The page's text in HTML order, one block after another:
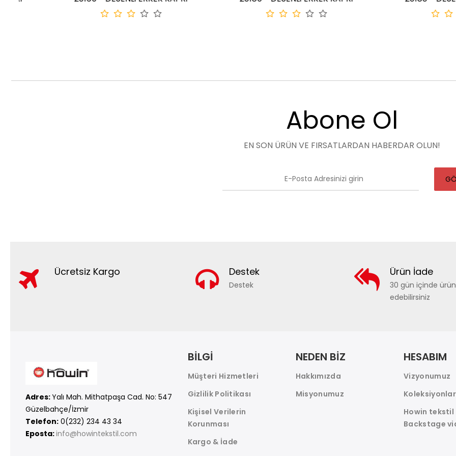
Abone Ol
EN SON ÜRÜN VE FIRSATLARDAN HABERDAR OLUN!
Ücretsiz Kargo Destek
Destek
Ürün İade
30 gün içinde
edebilirsiniz
Adres:Yalı Mah. Mithatpaşa Cad. No: 547
Güzelbahçe/İzmir
Telefon: 0(232) 234 43 34
Eposta:info@howintekstil.com
BİLGİ
Müşteri Hizmetleri
Gizlilik Politikası
Kişisel Verilerin
Korunması
Kargo & İade
NEDEN BİZ
Hakkımızda
Misyonumuz
HESABIM
Vizyonumuz
Koleksiyonlar
Howin tekstil
Backstage